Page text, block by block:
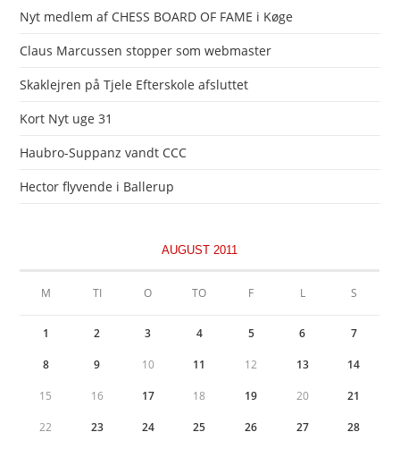
Nyt medlem af CHESS BOARD OF FAME i Køge
Claus Marcussen stopper som webmaster
Skaklejren på Tjele Efterskole afsluttet
Kort Nyt uge 31
Haubro-Suppanz vandt CCC
Hector flyvende i Ballerup
AUGUST 2011
M TI O TO F L S
1 2 3 4 5 6 7
8 9 10 11 12 13 14
15 16 17 18 19 20 21
22 23 24 25 26 27 28